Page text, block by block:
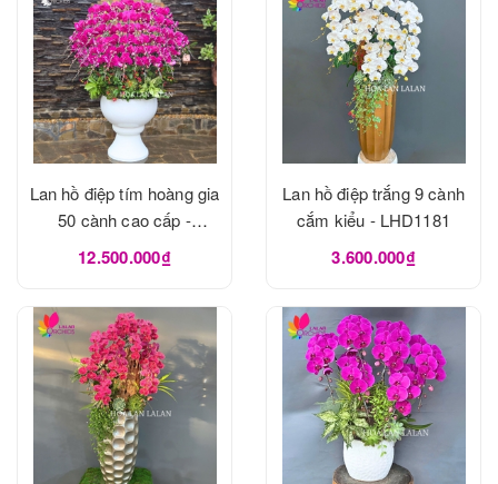
Lan hồ điệp tím hoàng gia
50 cành cao cấp -
LHD1182
12.500.000₫
Lan hồ điệp trắng 9 cành
cắm kiểu - LHD1181
3.600.000₫